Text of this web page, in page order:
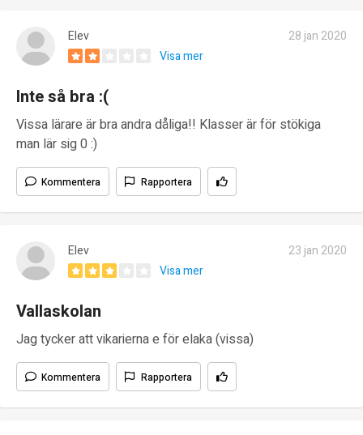
Elev
28 jan 2020
Visa mer
Inte så bra :(
Vissa lärare är bra andra dåliga!! Klasser är för stökiga
man lär sig 0 :)
Kommentera Rapportera
Elev
23 jan 2020
Visa mer
Vallaskolan
Jag tycker att vikarierna e för elaka (vissa)
Kommentera Rapportera